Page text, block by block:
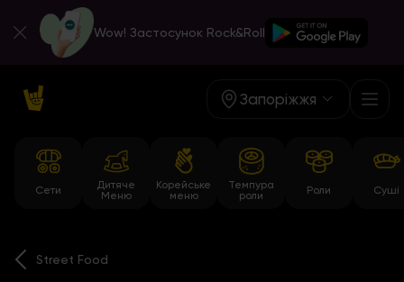
Wow! Застосунок Rock&Roll
Запоріжжя
Сети
Дитяче
Меню
Корейське
меню
Темпура
роли
Роли Суші
Street Food